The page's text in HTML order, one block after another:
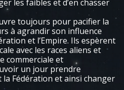
les faibles et d’en chasser
toujours pour pacifier la
à agrandir son influence
et l’Empire. Ils espèrent
avec les races aliens et
commerciale et
un jour prendre
Fédération et ainsi changer